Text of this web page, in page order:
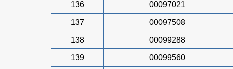
136 00097021
137 00097508
138 00099288
139 00099560